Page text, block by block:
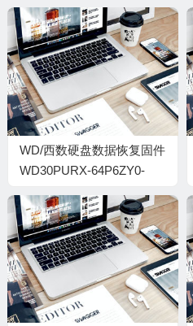
WD/西数硬盘数据恢复固件
WD30PURX-64P6ZY0-
WCC4N1062410-
0001004Q-H6-1740